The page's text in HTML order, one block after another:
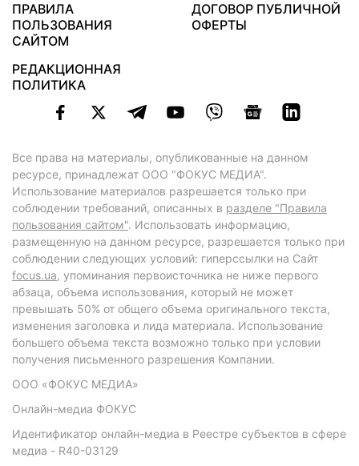
ПРАВИЛА
ПОЛЬЗОВАНИЯ
САЙТОМ
ДОГОВОР ПУБЛИЧНОЙ
ОФЕРТЫ
РЕДАКЦИОННАЯ
ПОЛИТИКА
Все права на материалы, опубликованные на данном
ресурсе, принадлежат ООО "ФОКУС МЕДИА".
Использование материалов разрешается только при
соблюдении требований, описанных в разделе "Правила
пользования сайтом". Использовать информацию,
размещенную на данном ресурсе, разрешается только при
соблюдении следующих условий: гиперссылки на Сайт
focus.ua, упоминания первоисточника не ниже первого
абзаца, объема использования, который не может
превышать 50% от общего объема оригинального текста,
изменения заголовка и лида материала. Использование
большего объема текста возможно только при условии
получения письменного разрешения Компании.
ООО «ФОКУС МЕДИА»
Онлайн-медиа ФОКУС
Идентификатор онлайн-медиа в Реестре субъектов в сфере
медиа - R40-03129